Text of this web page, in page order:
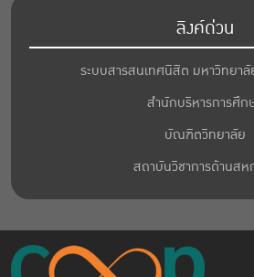
ลิงค์ด่วน
ระบบสารสนเทศนิสิต มหาวิทยา
สำนักบริหารการศึก
บัณฑิตวิทยาลัย
สถาบันวิชาการด้านส